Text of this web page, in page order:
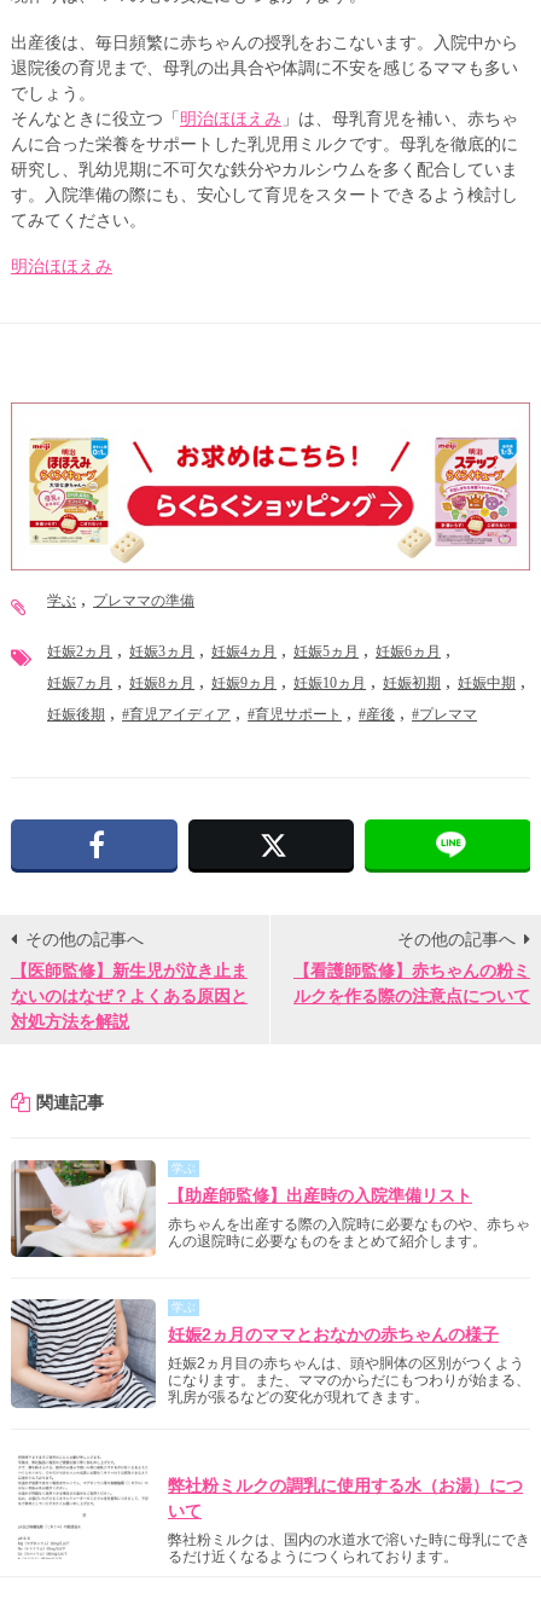
出産後は、毎日頻繁に赤ちゃんの授乳をおこないます。入院中から
退院後の育児まで、母乳の出具合や体調に不安を感じるママも多い
でしょう。
そんなときに役立つ「明治ほほえみ 」は、母乳育児を補い、赤ちゃ
んに合った栄養をサポートした乳児用ミルクです。母乳を徹底的に
研究し、乳幼児期に不可欠な鉄分やカルシウムを多く配合していま
す。入院準備の際にも、安心して育児をスタートできるよう検討し
てみてください。
明治ほほえみ
学ぶ プレママの準備
妊娠2ヵ月 妊娠3ヵ月 妊娠4ヵ月 妊娠5ヵ月 妊娠6ヵ月
妊娠7ヵ月 妊娠8ヵ月 妊娠9ヵ月 妊娠10ヵ月 妊娠初期 妊娠中期
妊娠後期 #育児アイディア #育児サポート #産後 #プレママ
その他の記事へ
【医師監修】新生児が泣き止ま
ないのはなぜ？よくある原因と
対処方法を解説
その他の記事へ
【看護師監修】赤ちゃんの粉ミ
ルクを作る際の注意点について
関連記事
学ぶ
【助産師監修】出産時の入院準備リスト
赤ちゃんを出産する際の入院時に必要なものや、赤ちゃ
んの退院時に必要なものをまとめて紹介します。
学ぶ
妊娠2ヵ月のママとおなかの赤ちゃんの様子
妊娠2ヵ月目の赤ちゃんは、頭や胴体の区別がつくよう
になります。また、ママのからだにもつわりが始まる、
乳房が張るなどの変化が現れてきます。
弊社粉ミルクの調乳に使用する水（お湯）につ
いて
弊社粉ミルクは、国内の水道水で溶いた時に母乳にでき
るだけ近くなるようにつくられております。